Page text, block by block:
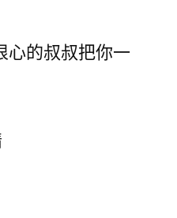
心的叔叔把你一